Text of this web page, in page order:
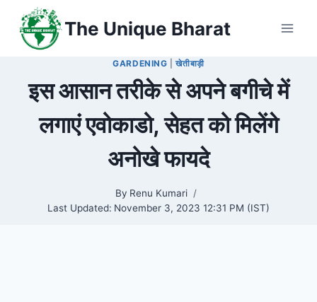
content
The Unique Bharat
GARDENING |खेतीबाड़ी
इस आसान तरीके से अपने बगीचे में
लगाएं एवोकाडो, सेहत को मिलेंगे
अनोखे फायदे
By Renu Kumari
Last Updated: November 3, 2023 12:31 PM (IST)